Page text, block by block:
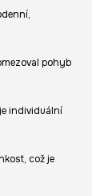
pohyb
individuální
což je